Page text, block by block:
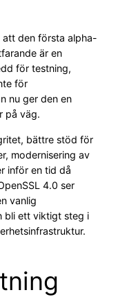
den första alpha-
är en
för testning,
för
nu ger den en
på väg.
bättre stöd för
modernisering av
inför en tid då
4.0 ser
vanlig
bli ett viktigt steg i